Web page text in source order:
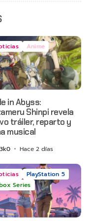
Anime
in Abyss:
Shinpi revela
tráiler, reparto y
musical
Hace 2 días
PlayStation 5
Series